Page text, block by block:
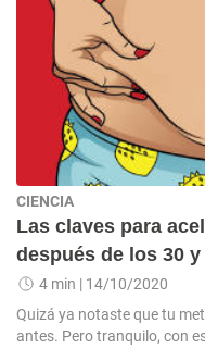
CIENCIA
Las claves para
después de los 30
4 min | 14/10/2020
Quizá ya notaste que tu
antes. Pero tranquilo, con